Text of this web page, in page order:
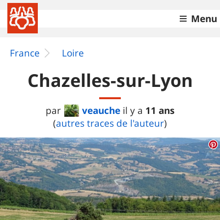
Menu
France Loire
Chazelles-sur-Lyon
par veauche il y a 11 ans
(autres traces de l'auteur)